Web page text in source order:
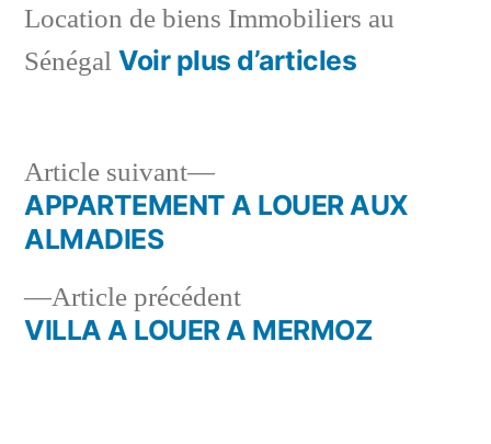
Location de biens Immobiliers au
Sénégal Voir plus d’articles
Navigation
l’article
Article précédentArticle
précédent :
VILLA A LOUER A MERMOZ
Article suivant
Article
suivant :
APPARTEMENT A LOUER AUX
ALMADIES